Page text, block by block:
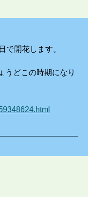
で開花します。
うどこの時期になり